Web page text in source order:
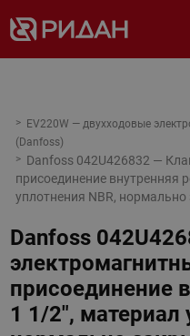
EV220W — двухходовые
(Danfoss)
Danfoss 042U426832 —
присоединение внутренняя
уплотнения NBR,
Danfoss
присоединение
1 1/2", материал